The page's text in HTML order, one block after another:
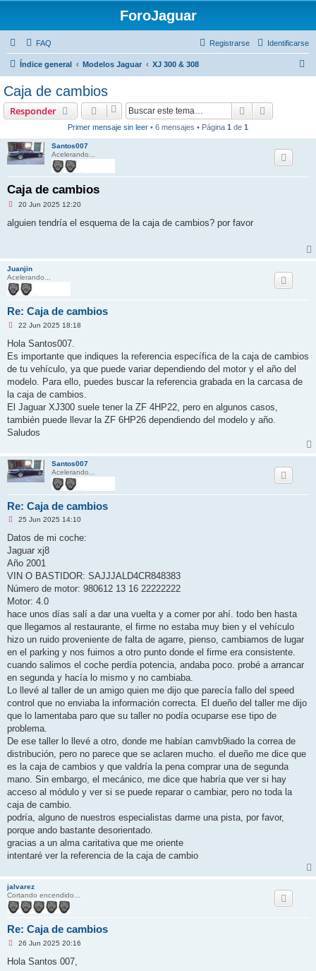
ForoJaguar
FAQ Identificarse
Registrarse
Índice general Modelos Jaguar XJ 300 & 308
Caja de cambios
Responder Buscar
Primer mensaje sin leer • 6 mensajes • Página 1 de 1
Santos007
Acelerando...
Caja de cambios
M
n
s
i
n
l
e
r
20 Jun 2025 12:20
alguien tendría el esquema de la caja de cambios? por favor
Juanjin
Acelerando...
Re: Caja de cambios
M
n
a
j
s
e
r
22 Jun 2025 18:18
Hola Santos007.
Es importante que indiques la referencia específica de la caja de cambios
de tu vehículo, ya que puede variar dependiendo del motor y el año del
modelo. Para ello, puedes buscar la referencia grabada en la carcasa de
la caja de cambios.
El Jaguar XJ300 suele tener la ZF 4HP22, pero en algunos casos,
también puede llevar la ZF 6HP26 dependiendo del modelo y año.
Saludos
Santos007
Acelerando...
Re: Caja de cambios
M
n
a
j
s
i
l
e
r
25 Jun 2025 14:10
Datos de mi coche:
Jaguar xj8
Año 2001
VIN O BASTIDOR: SAJJJALD4CR848383
Número de motor: 980612 13 16 22222222
Motor: 4.0
hace unos días salí a dar una vuelta y a comer por ahí. todo ben hasta
que llegamos al restaurante, el firme no estaba muy bien y el vehículo
hizo un ruido proveniente de falta de agarre, pienso, cambiamos de lugar
en el parking y nos fuimos a otro punto donde el firme era consistente.
cuando salimos el coche perdía potencia, andaba poco. probé a arrancar
en segunda y hacía lo mismo y no cambiaba.
Lo llevé al taller de un amigo quien me dijo que parecía fallo del speed
control que no enviaba la información correcta. El dueño del taller me dijo
que lo lamentaba paro que su taller no podía ocuparse ese tipo de
problema.
De ese taller lo llevé a otro, donde me habían camvb9iado la correa de
distribución, pero no parece que se aclaren mucho. el dueño me dice que
es la caja de cambios y que valdría la pena comprar una de segunda
mano. Sin embargo, el mecánico, me dice que habría que ver si hay
acceso al módulo y ver si se puede reparar o cambiar, pero no toda la
caja de cambio.
podría, alguno de nuestros especialistas darme una pista, por favor,
porque ando bastante desorientado.
gracias a un alma caritativa que me oriente
intentaré ver la referencia de la caja de cambio
jalvarez
Cortando encendido...
Re: Caja de cambios
M
n
26 Jun 2025 20:16
Hola Santos 007,